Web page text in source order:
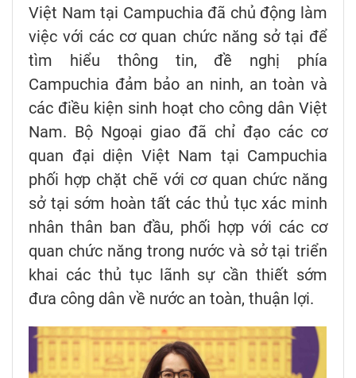
Việt Nam tại Campuchia đã chủ động làm
việc với các cơ quan chức năng sở tại để
tìm hiểu thông tin, đề nghị phía
Campuchia đảm bảo an ninh, an toàn và
các điều kiện sinh hoạt cho công dân Việt
Nam. Bộ Ngoại giao đã chỉ đạo các cơ
quan đại diện Việt Nam tại Campuchia
phối hợp chặt chẽ với cơ quan chức năng
sở tại sớm hoàn tất các thủ tục xác minh
nhân thân ban đầu, phối hợp với các cơ
quan chức năng trong nước và sở tại triển
khai các thủ tục lãnh sự cần thiết sớm
đưa công dân về nước an toàn, thuận lợi.